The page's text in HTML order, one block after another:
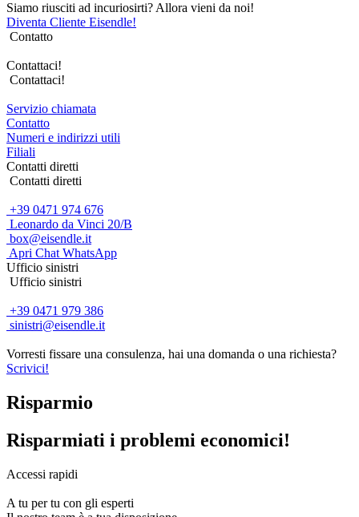
Siamo riusciti ad incuriosirti? Allora vieni da noi!
Diventa Cliente Eisendle!
Contatto
Contattaci!
Contattaci!
Servizio chiamata
Contatto
Numeri e indirizzi utili
Filiali
Contatti diretti
Contatti diretti
+39 0471 974 676
Leonardo da Vinci 20/B
box@eisendle.it
Apri Chat WhatsApp
Ufficio sinistri
Ufficio sinistri
+39 0471 979 386
sinistri@eisendle.it
Vorresti fissare una consulenza, hai una domanda o una richiesta?
Scrivici!
Risparmio
Risparmiati i problemi economici!
Accessi rapidi
A tu per tu con gli esperti